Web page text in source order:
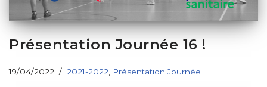
Présentation Journée 16 !
19/04/2022 2021-2022 Présentation Journée